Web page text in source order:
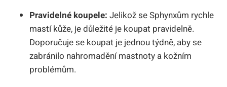
Pravidelné koupele: Jelikož se Sphynxům rychle
mastí kůže, je důležité je koupat pravidelně.
Doporučuje se koupat je jednou týdně, aby se
zabránilo nahromadění mastnoty a kožním
problémům.